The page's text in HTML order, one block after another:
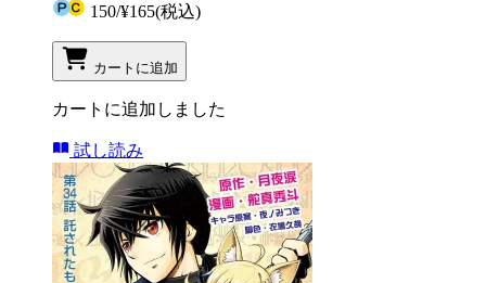
150/¥165(税込)
カートに追加
カートに追加しました
試し読み